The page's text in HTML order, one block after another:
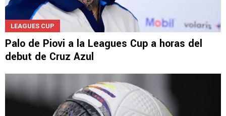
LEAGUES CUP
Palo de Piovi a la Leagues Cup a horas del
debut de Cruz Azul